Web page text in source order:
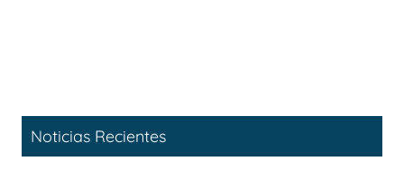
Noticias Recientes